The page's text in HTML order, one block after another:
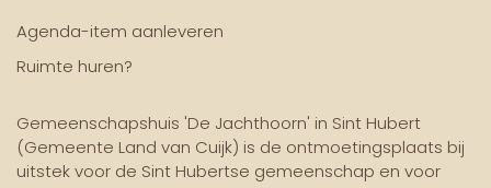
Agenda-item aanleveren
Ruimte huren?
Gemeenschapshuis 'De Jachthoorn' in Sint Hubert
(Gemeente Land van Cuijk) is de ontmoetingsplaats bij
uitstek voor de Sint Hubertse gemeenschap en voor